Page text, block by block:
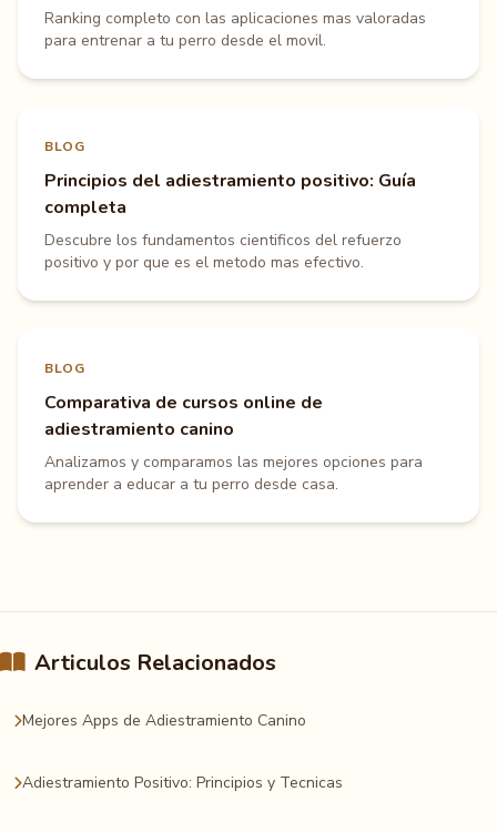
Ranking completo con las aplicaciones mas valoradas
para entrenar a tu perro desde el movil.
BLOG
Principios del adiestramiento positivo: Guía
completa
Descubre los fundamentos cientificos del refuerzo
positivo y por que es el metodo mas efectivo.
BLOG
Comparativa de cursos online de
adiestramiento canino
Analizamos y comparamos las mejores opciones para
aprender a educar a tu perro desde casa.
Articulos Relacionados
Mejores Apps de Adiestramiento Canino
Adiestramiento Positivo: Principios y Tecnicas